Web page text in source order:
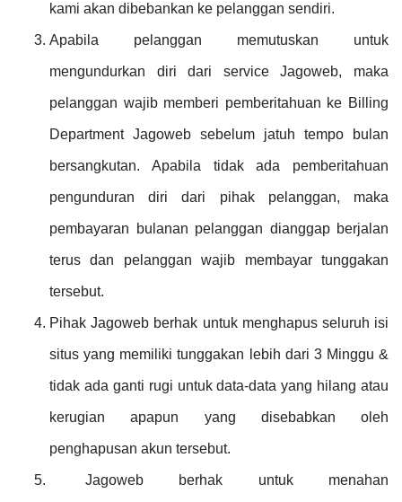
kami akan dibebankan ke pelanggan sendiri.
Apabila pelanggan memutuskan untuk
mengundurkan diri dari service Jagoweb, maka
pelanggan wajib memberi pemberitahuan ke Billing
Department Jagoweb sebelum jatuh tempo bulan
bersangkutan. Apabila tidak ada pemberitahuan
pengunduran diri dari pihak pelanggan, maka
pembayaran bulanan pelanggan dianggap berjalan
terus dan pelanggan wajib membayar tunggakan
tersebut.
Pihak Jagoweb berhak untuk menghapus seluruh isi
situs yang memiliki tunggakan lebih dari 3 Minggu &
tidak ada ganti rugi untuk data-data yang hilang atau
kerugian apapun yang disebabkan oleh
penghapusan akun tersebut.
Jagoweb berhak untuk menahan